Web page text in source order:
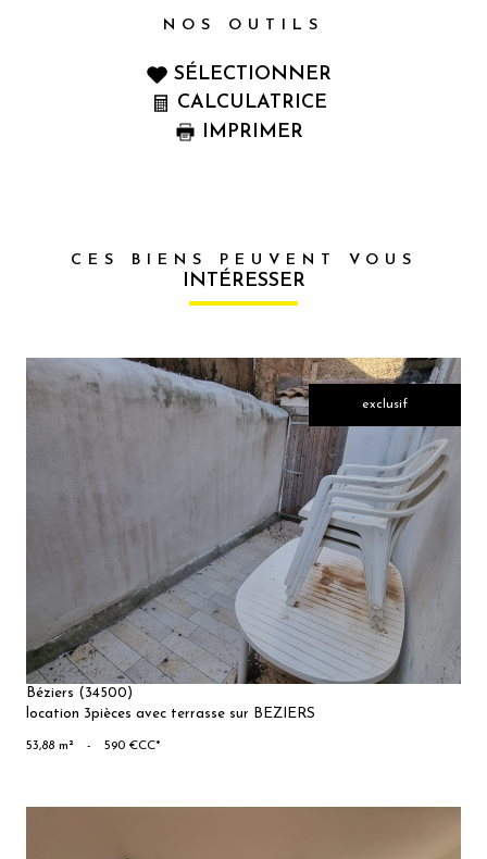
NOS OUTILS
SÉLECTIONNER
CALCULATRICE
IMPRIMER
CES BIENS PEUVENT VOUS
INTÉRESSER
exclusif
VOIR LE
BIEN
Béziers (34500)
location 3pièces avec terrasse sur BEZIERS
53,88 m² - 590 €CC*